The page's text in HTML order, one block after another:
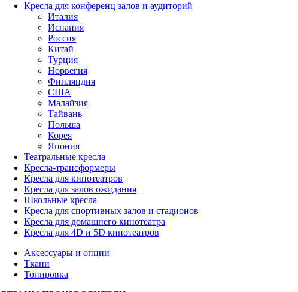
Кресла для конференц залов и аудиторий
Италия
Испания
Россия
Китай
Турция
Норвегия
Финляндия
США
Малайзия
Тайвань
Польша
Корея
Япония
Театральные кресла
Кресла-трансформеры
Кресла для кинотеатров
Кресла для залов ожидания
Школьные кресла
Кресла для спортивных залов и стадионов
Кресла для домашнего кинотеатра
Кресла для 4D и 5D кинотеатров
Аксессуары и опции
Ткани
Тонировка